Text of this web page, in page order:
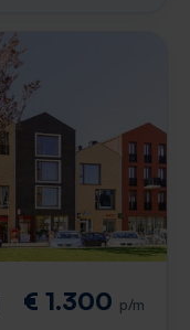
€ 1.300 p/m